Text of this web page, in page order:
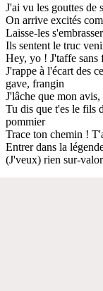
J'ai vu les gouttes de
On arrive excités
Laisse-les
Ils sentent le truc
Hey, yo ! J'taffe sans
J'rappe à l'écart des
gave, frangin
J'lâche que mon
Tu dis que t'es le fils
pommier
Trace ton chemin !
Entrer dans la
(J'veux) rien sur-